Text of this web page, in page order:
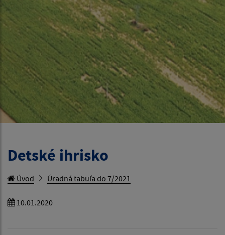
Detské ihrisko
Úvod Úradná tabuľa do 7/2021
10.01.2020